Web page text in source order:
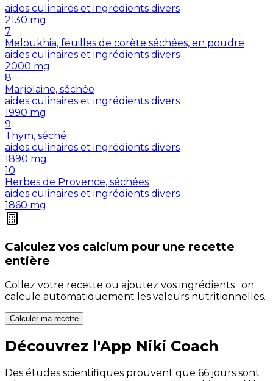
aides culinaires et ingrédients divers
2130 mg
7
Meloukhia, feuilles de corète séchées, en poudre
aides culinaires et ingrédients divers
2000 mg
8
Marjolaine, séchée
aides culinaires et ingrédients divers
1990 mg
9
Thym, séché
aides culinaires et ingrédients divers
1890 mg
10
Herbes de Provence, séchées
aides culinaires et ingrédients divers
1860 mg
Calculez vos calcium pour une recette
entière
Collez votre recette ou ajoutez vos ingrédients : on
calcule automatiquement les valeurs nutritionnelles.
Calculer ma recette
Découvrez l'App Niki Coach
Des études scientifiques prouvent que 66 jours sont